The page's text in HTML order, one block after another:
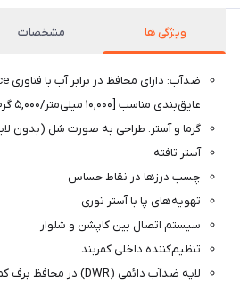
ویژگی ها مشخصات
عایق‌بندی مناسب [۱۰,۰۰۰ میلی‌متر/۵,۰۰۰ گرم]
گرما و آستر: طراحی به صورت شل (بدون
آستر تافته
چسب درزها در نقاط حساس
تهویه‌های پا با آستر توری
سیستم اتصال بین کاپشن و شلوار
تنظیم‌کننده داخلی کمربند
لایه ضدآب دائمی (DWR) در محافظ برف کمری